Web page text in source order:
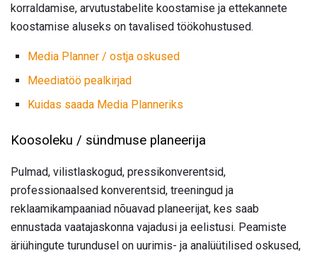
korraldamise, arvutustabelite koostamise ja ettekannete
koostamise aluseks on tavalised töökohustused.
Media Planner / ostja oskused
Meediatöö pealkirjad
Kuidas saada Media Planneriks
Koosoleku / sündmuse planeerija
Pulmad, vilistlaskogud, pressikonverentsid,
professionaalsed konverentsid, treeningud ja
reklaamikampaaniad nõuavad planeerijat, kes saab
ennustada vaatajaskonna vajadusi ja eelistusi. Peamiste
äriühingute turundusel on uurimis- ja analüütilised oskused,